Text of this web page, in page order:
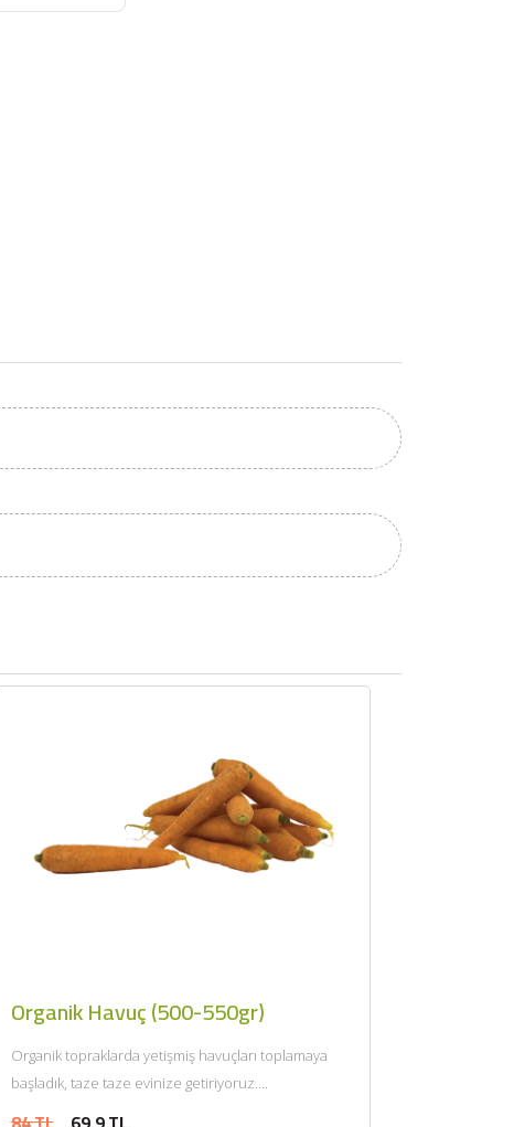
Organik Havuç (500-550gr)
Organik topraklarda yetişmiş havuçları toplamaya
başladık, taze taze evinize getiriyoruz....
×